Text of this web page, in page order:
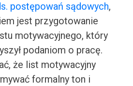
postępowań sądowych,
jest przygotowanie
motywacyjnego, który
podaniom o pracę.
że list motywacyjny
formalny ton i